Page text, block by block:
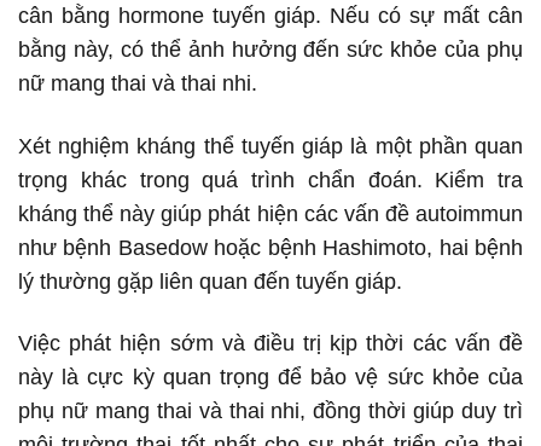
cân bằng hormone tuyến giáp. Nếu có sự mất cân
bằng này, có thể ảnh hưởng đến sức khỏe của phụ
nữ mang thai và thai nhi.
Xét nghiệm kháng thể tuyến giáp là một phần quan
trọng khác trong quá trình chẩn đoán. Kiểm tra
kháng thể này giúp phát hiện các vấn đề autoimmun
như bệnh Basedow hoặc bệnh Hashimoto, hai bệnh
lý thường gặp liên quan đến tuyến giáp.
Việc phát hiện sớm và điều trị kịp thời các vấn đề
này là cực kỳ quan trọng để bảo vệ sức khỏe của
phụ nữ mang thai và thai nhi, đồng thời giúp duy trì